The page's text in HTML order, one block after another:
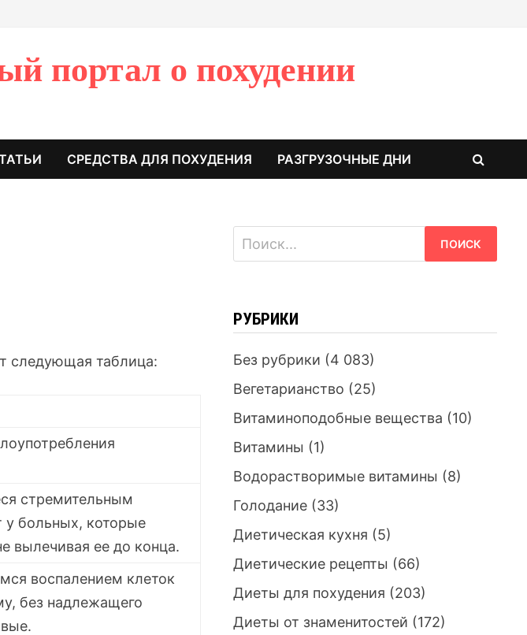
портал о похудении
СРЕДСТВА ДЛЯ ПОХУДЕНИЯ РАЗГРУЗОЧНЫЕ ДНИ
следующая таблица:
стремительным
у больных, которые
вылечивая ее до конца.
воспалением клеток
без надлежащего
Найти:
РУБРИКИ
Без рубрики (4 083)
Вегетарианство (25)
Витаминоподобные вещества (10)
Витамины (1)
Водорастворимые витамины (8)
Голодание(33)
Диетическая кухня (5)
Диетические рецепты (66)
Диеты для похудения (203)
Диеты от знаменитостей (172)